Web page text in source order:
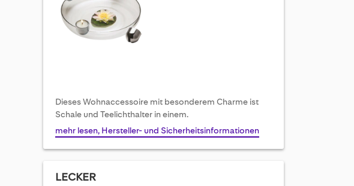
Dieses Wohnaccessoire mit besonderem Charme ist
Schale und Teelichthalter in einem.
mehr lesen, Hersteller- und Sicherheitsinformationen
LECKER